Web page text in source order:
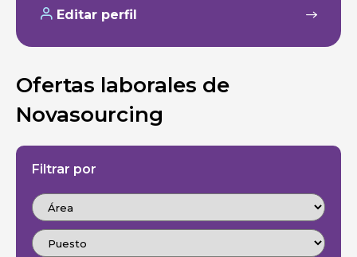
Editar perfil
Ofertas laborales de
Novasourcing
Filtrar por